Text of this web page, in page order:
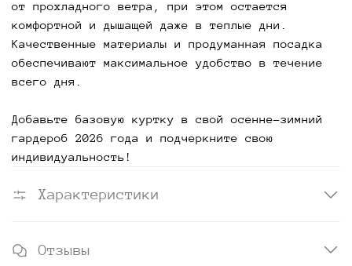
от прохладного ветра, при этом остается
комфортной и дышащей даже в теплые дни.
Качественные материалы и продуманная посадка
обеспечивают максимальное удобство в течение
всего дня.
Добавьте базовую куртку в свой осенне-зимний
гардероб 2026 года и подчеркните свою
индивидуальность!
Характеристики
Отзывы